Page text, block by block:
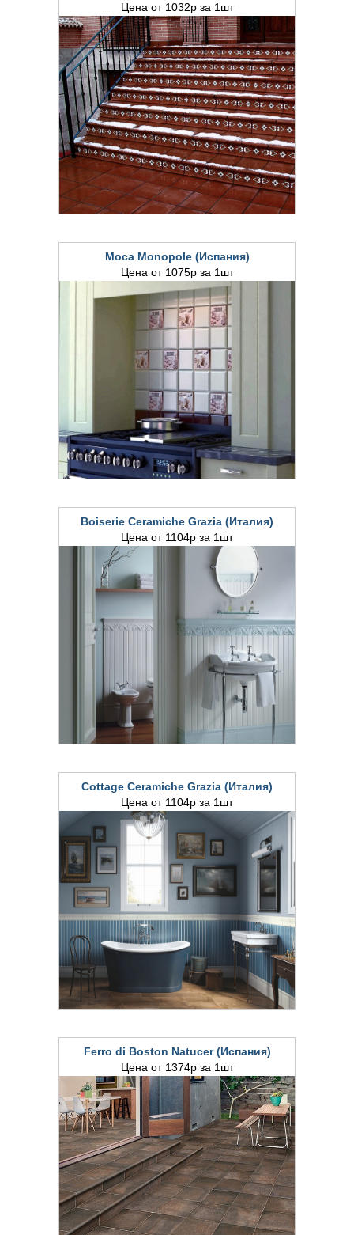
Цена от 1032р за 1шт
Moca Monopole (Испания)
Цена от 1075р за 1шт
Boiserie Ceramiche Grazia (Италия)
Цена от 1104р за 1шт
Cottage Ceramiche Grazia (Италия)
Цена от 1104р за 1шт
Ferro di Boston Natucer (Испания)
Цена от 1374р за 1шт